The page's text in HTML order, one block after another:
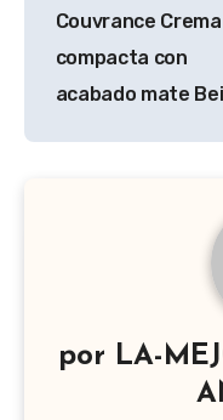
entradas
Couvrance Crema
compacta con
acabado mate
por LA-